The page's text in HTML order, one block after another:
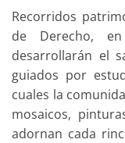
Recorridos
de Derecho,
desarrollarán el
guiados por
cuales la
mosaicos,
adornan cada